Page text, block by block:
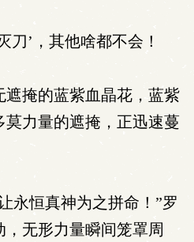
’，其他啥都不会！
掩的蓝紫血晶花，蓝紫
莫力量的遮掩，正迅速蔓
永恒真神为之拼命！”罗
无形力量瞬间笼罩周